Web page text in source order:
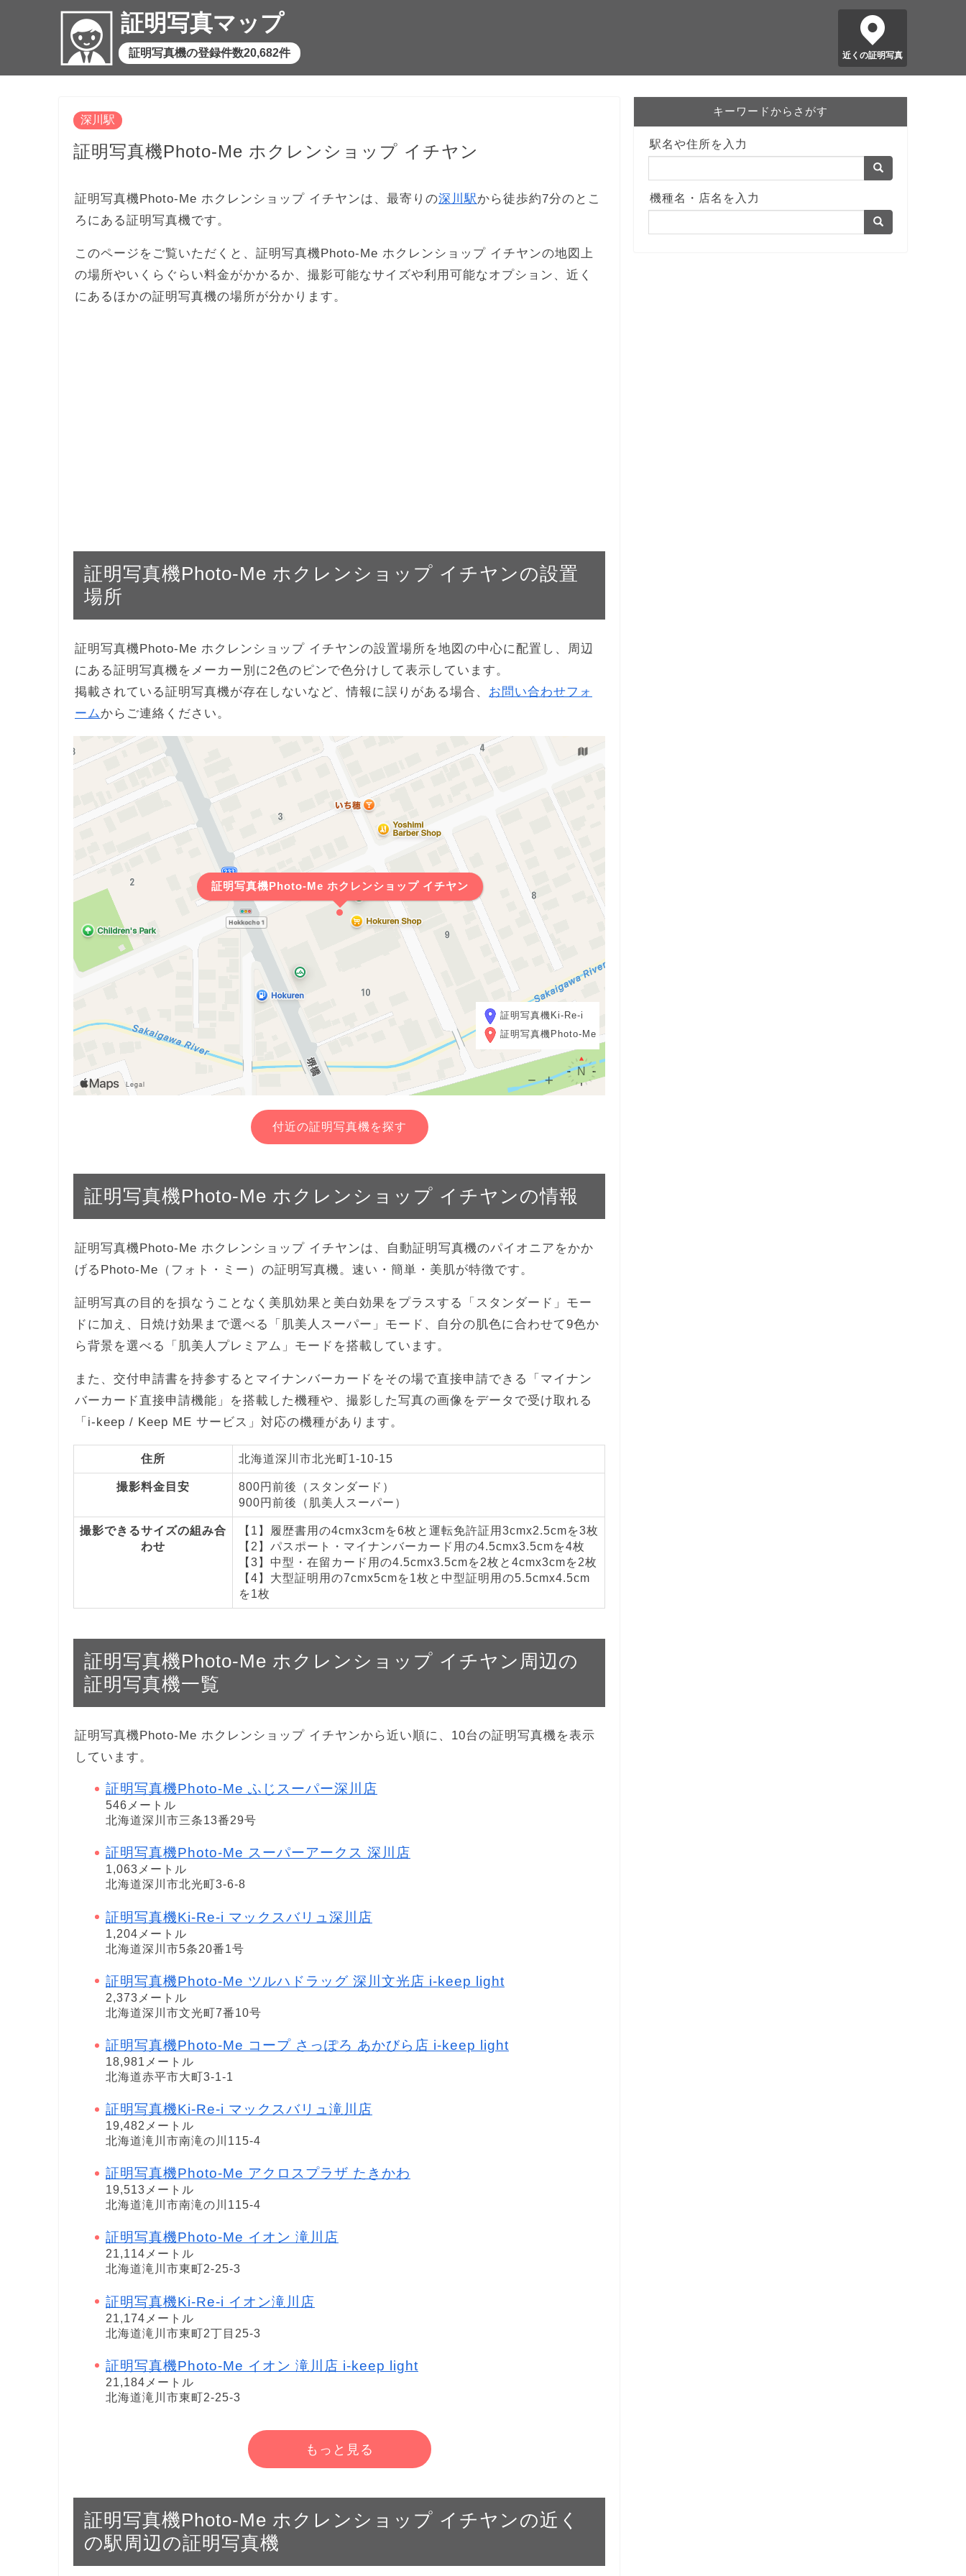
証明写真マップ
証明写真機の登録件数20,682件 近くの証明写真
深川駅
証明写真機Photo-Me ホクレンショップ イチヤン
証明写真機Photo-Me ホクレンショップ イチヤンは、最寄りの深川駅から徒歩約7分のとこ
ろにある証明写真機です。
このページをご覧いただくと、証明写真機Photo-Me ホクレンショップ イチヤンの地図上
の場所やいくらぐらい料金がかかるか、撮影可能なサイズや利用可能なオプション、近く
にあるほかの証明写真機の場所が分かります。
証明写真機Photo-Me ホクレンショップ イチヤンの設置
場所
証明写真機Photo-Me ホクレンショップ イチヤンの設置場所を地図の中心に配置し、周辺
にある証明写真機をメーカー別に2色のピンで色分けして表示しています。
掲載されている証明写真機が存在しないなど、情報に誤りがある場合、 お問い合わせフォ
ーム からご連絡ください。
証明写真機Photo-Me ホクレンショップ イチヤン
証明写真機Ki-Re-i
証明写真機Photo-Me
付近の証明写真機を探す
証明写真機Photo-Me ホクレンショップ イチヤンの情報
証明写真機Photo-Me ホクレンショップ イチヤンは、自動証明写真機のパイオニアをかか
げるPhoto-Me（フォト・ミー）の証明写真機。速い・簡単・美肌が特徴です。
証明写真の目的を損なうことなく美肌効果と美白効果をプラスする「スタンダード」モー
ドに加え、日焼け効果まで選べる「肌美人スーパー」モード、自分の肌色に合わせて9色か
ら背景を選べる「肌美人プレミアム」モードを搭載しています。
また、交付申請書を持参するとマイナンバーカードをその場で直接申請できる「マイナン
バーカード直接申請機能」を搭載した機種や、撮影した写真の画像をデータで受け取れる
「i-keep / Keep ME サービス」対応の機種があります。
住所 北海道深川市北光町1-10-15
撮影料金目安
800円前後（スタンダード）
900円前後（肌美人スーパー）
撮影できるサイズの組み合
わせ
【1】履歴書用の4cmx3cmを6枚と運転免許証用3cmx2.5cmを3枚
【2】パスポート・マイナンバーカード用の4.5cmx3.5cmを4枚
【3】中型・在留カード用の4.5cmx3.5cmを2枚と4cmx3cmを2枚
【4】大型証明用の7cmx5cmを1枚と中型証明用の5.5cmx4.5cm
を1枚
証明写真機Photo-Me ホクレンショップ イチヤン周辺の
証明写真機一覧
証明写真機Photo-Me ホクレンショップ イチヤンから近い順に、10台の証明写真機を表示
しています。
証明写真機Photo-Me ふじスーパー深川店
546メートル
北海道深川市三条13番29号
証明写真機Photo-Me スーパーアークス 深川店
1,063メートル
北海道深川市北光町3-6-8
証明写真機Ki-Re-i マックスバリュ深川店
1,204メートル
北海道深川市5条20番1号
証明写真機Photo-Me ツルハドラッグ 深川文光店 i-keep light
2,373メートル
北海道深川市文光町7番10号
証明写真機Photo-Me コープ さっぽろ あかびら店 i-keep light
18,981メートル
北海道赤平市大町3-1-1
証明写真機Ki-Re-i マックスバリュ滝川店
19,482メートル
北海道滝川市南滝の川115-4
証明写真機Photo-Me アクロスプラザ たきかわ
19,513メートル
北海道滝川市南滝の川115-4
証明写真機Photo-Me イオン 滝川店
21,114メートル
北海道滝川市東町2-25-3
証明写真機Ki-Re-i イオン滝川店
21,174メートル
北海道滝川市東町2丁目25-3
証明写真機Photo-Me イオン 滝川店 i-keep light
21,184メートル
北海道滝川市東町2-25-3
もっと見る
証明写真機Photo-Me ホクレンショップ イチヤンの近く
の駅周辺の証明写真機
キーワードからさがす
駅名や住所を入力
機種名・店名を入力